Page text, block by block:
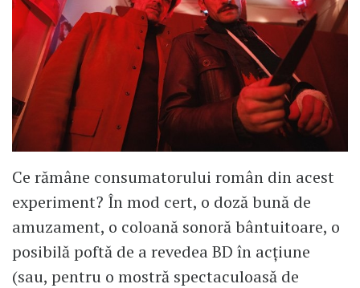
Ce rămâne consumatorului român din acest
experiment? În mod cert, o doză bună de
amuzament, o coloană sonoră bântuitoare, o
posibilă poftă de a revedea BD în acţiune
(sau, pentru o mostră spectaculoasă de